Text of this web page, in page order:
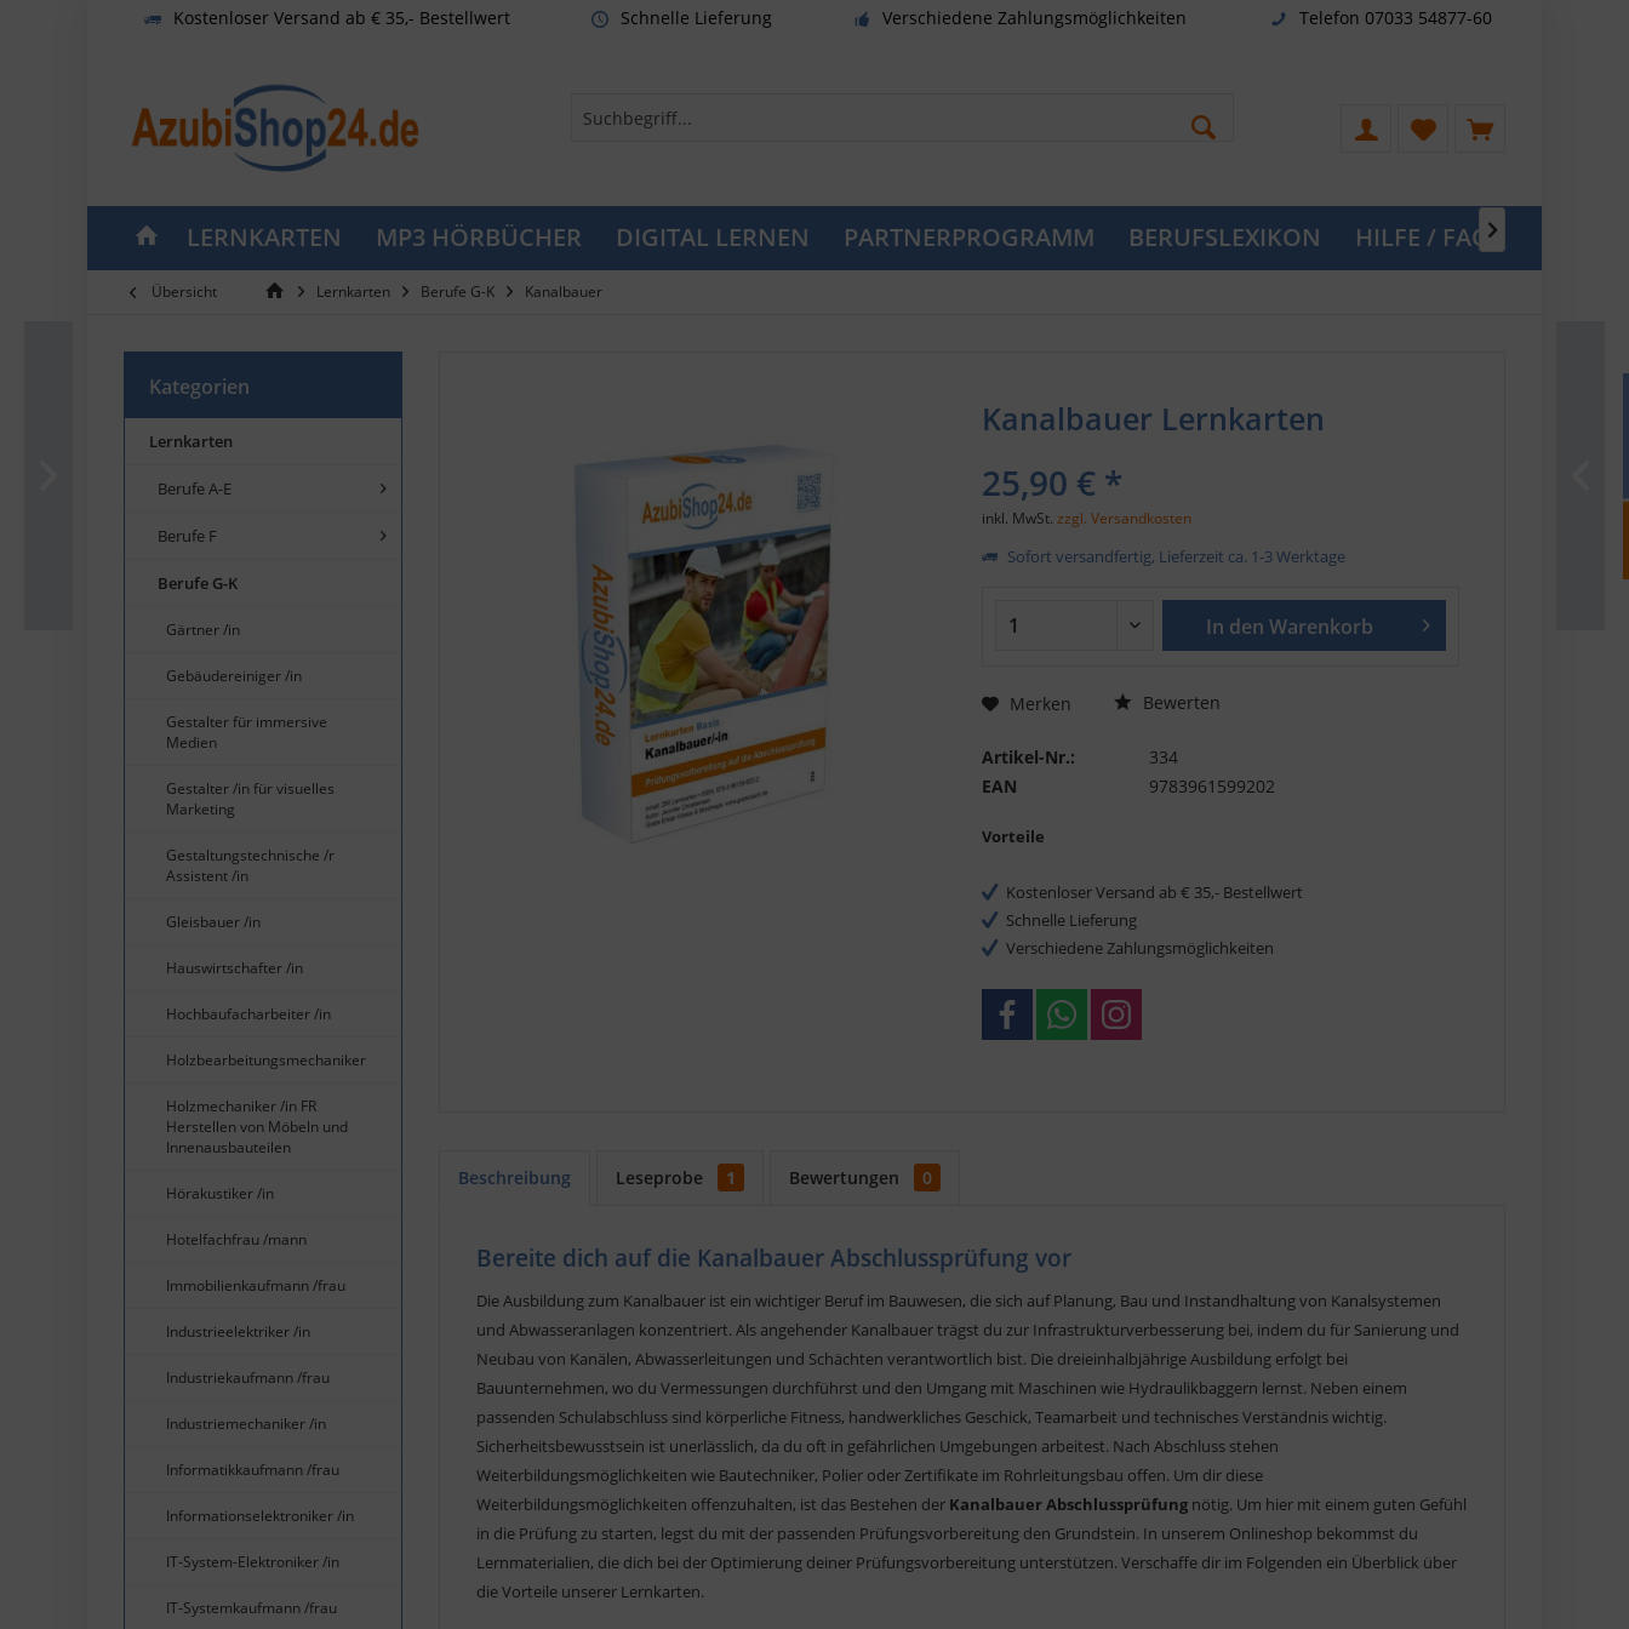
Kostenloser Versand ab € 35,- Bestellwert Schnelle Lieferung Verschiedene Zahlungsmöglichkeiten Telefon 07033 54877-60
LERNKARTEN MP3 HÖRBÜCHER DIGITAL LERNEN PARTNERPROGRAMM BERUFSLEXIKON HILFE / FAQ
Übersicht Lernkarten Berufe G-K Kanalbauer
Kategorien
Lernkarten
Berufe A-E
Berufe F
Berufe G-K
Gärtner /in
Gebäudereiniger /in
Gestalter für immersive
Medien
Gestalter /in für visuelles
Marketing
Gestaltungstechnische /r
Assistent /in
Gleisbauer /in
Hauswirtschafter /in
Hochbaufacharbeiter /in
Holzbearbeitungsmechaniker
Holzmechaniker /in FR
Herstellen von Möbeln und
Innenausbauteilen
Hörakustiker /in
Hotelfachfrau /mann
Immobilienkaufmann /frau
Industrieelektriker /in
Industriekaufmann /frau
Industriemechaniker /in
Informatikkaufmann /frau
Informationselektroniker /in
IT-System-Elektroniker /in
IT-Systemkaufmann /frau
Kanalbauer Lernkarten
25,90 € *
inkl. MwSt.zzgl. Versandkosten
Sofort versandfertig, Lieferzeit ca. 1-3 Werktage
In den Warenkorb
Merken Bewerten
Artikel-Nr.:
334
EAN
9783961599202
Vorteile
Kostenloser Versand ab € 35,- Bestellwert
Schnelle Lieferung
Verschiedene Zahlungsmöglichkeiten
Beschreibung Leseprobe 1 Bewertungen 0
Bereite dich auf die Kanalbauer Abschlussprüfung vor
Die Ausbildung zum Kanalbauer ist ein wichtiger Beruf im Bauwesen, die sich auf Planung, Bau und Instandhaltung von Kanalsystemen
und Abwasseranlagen konzentriert. Als angehender Kanalbauer trägst du zur Infrastrukturverbesserung bei, indem du für Sanierung und
Neubau von Kanälen, Abwasserleitungen und Schächten verantwortlich bist. Die dreieinhalbjährige Ausbildung erfolgt bei
Bauunternehmen, wo du Vermessungen durchführst und den Umgang mit Maschinen wie Hydraulikbaggern lernst. Neben einem
passenden Schulabschluss sind körperliche Fitness, handwerkliches Geschick, Teamarbeit und technisches Verständnis wichtig.
Sicherheitsbewusstsein ist unerlässlich, da du oft in gefährlichen Umgebungen arbeitest. Nach Abschluss stehen
Weiterbildungsmöglichkeiten wie Bautechniker, Polier oder Zertifikate im Rohrleitungsbau offen. Um dir diese
Weiterbildungsmöglichkeiten offenzuhalten, ist das Bestehen der Kanalbauer Abschlussprüfung nötig. Um hier mit einem guten Gefühl
in die Prüfung zu starten, legst du mit der passenden Prüfungsvorbereitung den Grundstein. In unserem Onlineshop bekommst du
Lernmaterialien, die dich bei der Optimierung deiner Prüfungsvorbereitung unterstützen. Verschaffe dir im Folgenden ein Überblick über
die Vorteile unserer Lernkarten.